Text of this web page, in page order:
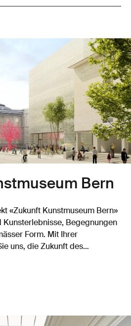
Bern
«Zukunft Kunstmuseum Bern»
Begegnungen
Form. Mit Ihrer
uns, die Zukunft des